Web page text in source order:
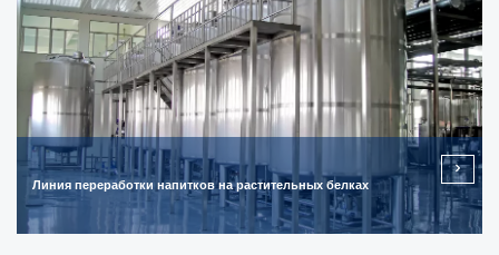
Линия переработки напитков на растительных белках